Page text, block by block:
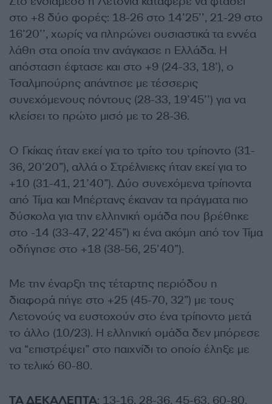
στο +8 δύο φορές: 18-26 στο 14’25’’, 21-29 στο
16’20’’, χωρίς να πληρώνει ουσιαστικά τα εννέα
λάθη στα οποία την ανάγκασε η Ελλάδα. Η
απόσταση έφτασε και στο +9 (24-33, 18’), ο
Τσαλμπούρης απάντησε με τέσσερις
συνεχόμενους πόντους (28-33, 19’45’’) για να
κλείσει το πρώτο μισό με το 28-36.
Ο Γκίκας ήταν εκεί για το τρίτο του τρίποντο (31-
36, 20’20”), αλλά ο Στρέλνιεκς ήταν εκεί για το
+10 (31-41, 21’40”). Δύο συνεχόμενα τρίποντα
από Τίμα και Μπέρτανς έκαναν τα πράγματα πιο
δύσκολα για την ελληνική ομάδα που βρέθηκε
στο -14 (33-47, 22’45”) κι ένα ακόμη από τον Τίμα
οδήγησε στο +18 (38-56, 25’40”).
Mε την έναρξη της τέταρτης περιόδου η
διαφορά πήγε στο +25 (45-70, 32”) με τους
Λετονούς να ευστοχούν στο ένα τρίποντο μετά
το άλλο (10/23). Η ελληνική ομάδα δεν μπόρεσε
να “επιστρέψει” στο παιχνίδι το οποίο έληξε με
το τελικό 60-80.
ΤΑ ΔΕΚΑΛΕΠΤΑ: 13-16, 28-36, 45-63, 60-80.